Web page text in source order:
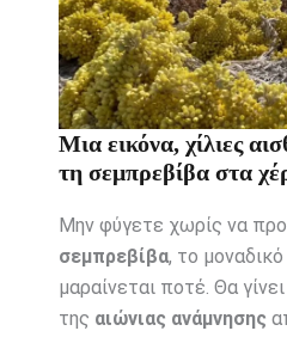
Μια εικόνα, χίλιες
τη σεμπρεβίβα στα
Μην φύγετε χωρίς να
σεμπρεβίβα, το
μαραίνεται ποτέ. Θα
της αιώνιας ανάμνησης